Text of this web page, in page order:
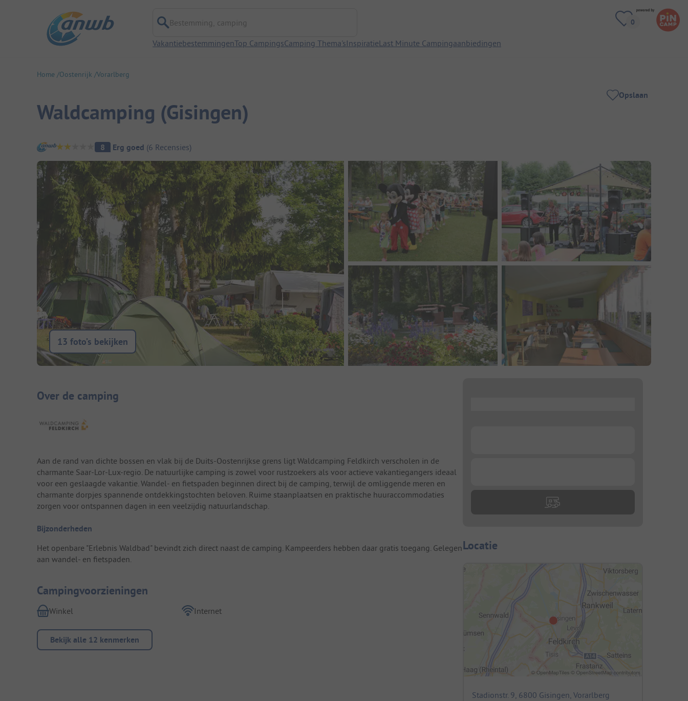
Bestemming, camping
VakantiebestemmingenTop CampingsCamping Thema'sInspiratieLast Minute Campingaanbiedingen
Home Oostenrijk Vorarlberg
Waldcamping (Gisingen)
Opslaan
Camping overzicht
8 Erg goed (6 Recensies)
13 foto’s bekijken
Camping introductie
Over de camping
Aan de rand van dichte bossen en vlak bij de Duits-Oostenrijkse grens ligt Waldcamping Feldkirch verscholen in de
charmante Saar-Lor-Lux-regio. De natuurlijke camping is zowel voor rustzoekers als voor actieve vakantiegangers ideaal
voor een geslaagde vakantie. Wandel- en fietspaden beginnen direct bij de camping, terwijl de omliggende meren en
charmante dorpjes spannende ontdekkingstochten beloven. Ruime staanplaatsen en praktische huuraccommodaties
zorgen voor ontspannen dagen in een veelzijdig natuurlandschap.
Bijzonderheden
Het openbare "Erlebnis Waldbad" bevindt zich direct naast de camping. Kampeerders hebben daar gratis toegang. Gelegen
aan wandel- en fietspaden.
Campingvoorzieningen
Winkel Internet
Bekijk alle 12 kenmerken
Locatie
Stadionstr. 9, 6800 Gisingen, Vorarlberg